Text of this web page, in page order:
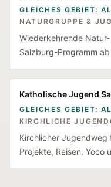
GLEICHES GEBIET:
NATURGRUPPE &
Wiederkehrende
Salzburg-Programm
Katholische Jugend
GLEICHES GEBIET:
KIRCHLICHE
Kirchlicher Jugendweg
Projekte, Reisen, Yoco